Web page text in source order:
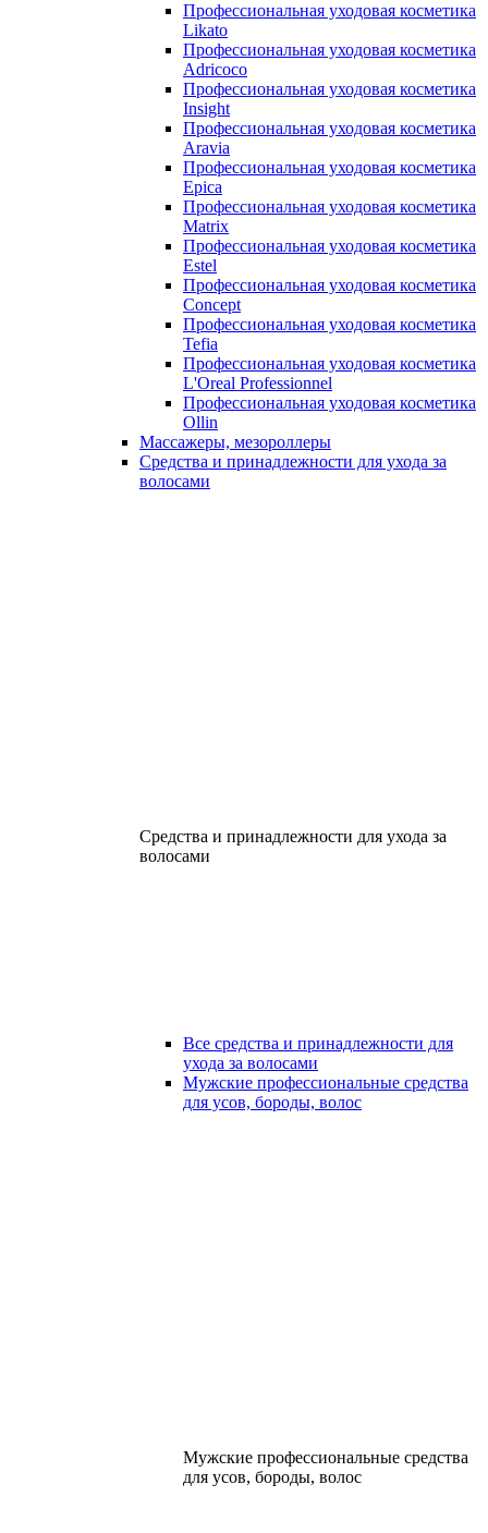
Профессиональная уходовая косметика
Likato
Профессиональная уходовая косметика
Adricoco
Профессиональная уходовая косметика
Insight
Профессиональная уходовая косметика
Aravia
Профессиональная уходовая косметика
Epica
Профессиональная уходовая косметика
Matrix
Профессиональная уходовая косметика
Estel
Профессиональная уходовая косметика
Concept
Профессиональная уходовая косметика
Tefia
Профессиональная уходовая косметика
L'Oreal Professionnel
Профессиональная уходовая косметика
Ollin
Массажеры, мезороллеры
Средства и принадлежности для ухода за
волосами
Средства и принадлежности для ухода за
волосами
Все средства и принадлежности для
ухода за волосами
Мужские профессиональные средства
для усов, бороды, волос
Мужские профессиональные средства
для усов, бороды, волос